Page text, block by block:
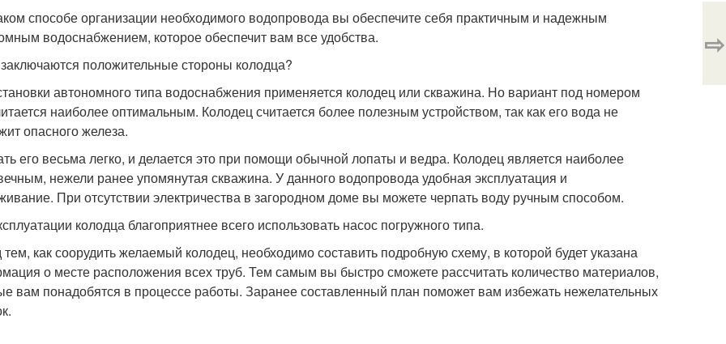
способе организации необходимого водопровода вы обеспечите себя практичным и надежным
водоснабжением, которое обеспечит вам все удобства.
положительные стороны колодца?
автономного типа водоснабжения применяется колодец или скважина. Но вариант под номером
наиболее оптимальным. Колодец считается более полезным устройством, так как его вода не
опасного железа.
его весьма легко, и делается это при помощи обычной лопаты и ведра. Колодец является наиболее
нежели ранее упомянутая скважина. У данного водопровода удобная эксплуатация и
При отсутствии электричества в загородном доме вы можете черпать воду ручным способом.
колодца благоприятнее всего использовать насос погружного типа.
как соорудить желаемый колодец, необходимо составить подробную схему, в которой будет указана
о месте расположения всех труб. Тем самым вы быстро сможете рассчитать количество материалов,
вам понадобятся в процессе работы. Заранее составленный план поможет вам избежать нежелательных
⇨